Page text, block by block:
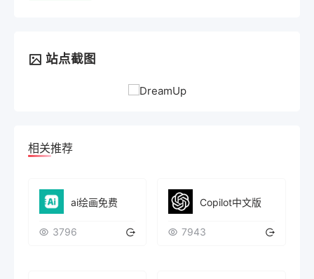
站点截图
相关推荐
ai绘画免费
3796
Copilot中文版
7943